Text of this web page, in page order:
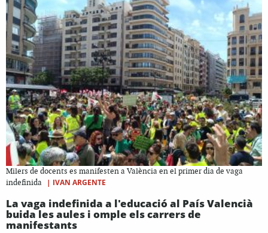
Milers de docents es manifesten a València en el primer dia de vaga
indefinida
| IVAN ARGENTE
La vaga indefinida a l'educació al País Valencià
buida les aules i omple els carrers de
manifestants